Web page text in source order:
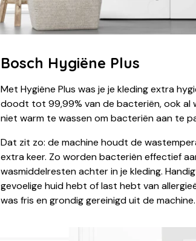
Bosch Hygiëne Plus
Met Hygiëne Plus was je je kleding extra
doodt tot 99,99% van de bacteriën, ook al
niet warm te wassen om bacteriën aan te
Dat zit zo: de machine houdt de
extra keer. Zo worden bacteriën effectief
wasmiddelresten achter in je kleding.
gevoelige huid hebt of last hebt van
was fris en grondig gereinigd uit de machine.